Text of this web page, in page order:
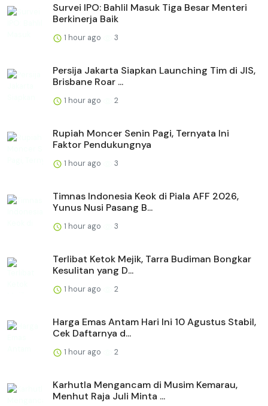
Survei IPO: Bahlil Masuk Tiga Besar Menteri
Berkinerja Baik
1 hour ago 3
Persija Jakarta Siapkan Launching Tim di JIS,
Brisbane Roar ...
1 hour ago 2
Rupiah Moncer Senin Pagi, Ternyata Ini
Faktor Pendukungnya
1 hour ago 3
Timnas Indonesia Keok di Piala AFF 2026,
Yunus Nusi Pasang B...
1 hour ago 3
Terlibat Ketok Mejik, Tarra Budiman Bongkar
Kesulitan yang D...
1 hour ago 2
Harga Emas Antam Hari Ini 10 Agustus Stabil,
Cek Daftarnya d...
1 hour ago 2
Karhutla Mengancam di Musim Kemarau,
Menhut Raja Juli Minta ...